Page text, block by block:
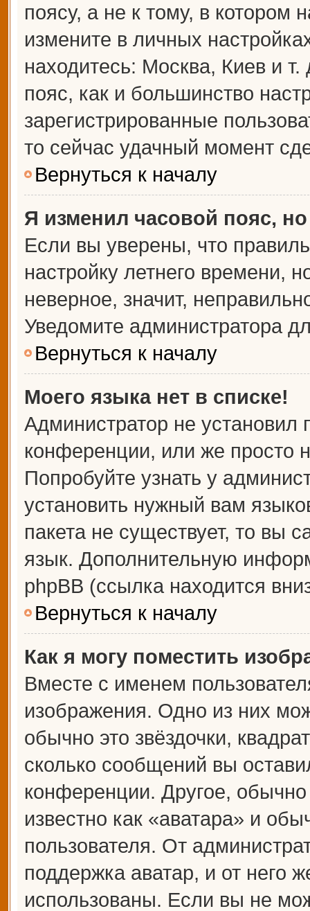
поясу, а не к тому, в котором
измените в личных
находитесь: Москва, Киев и
пояс, как и большинство
зарегистрированные
то сейчас удачный момент
Вернуться к началу
Я изменил часовой пояс,
Если вы уверены, что
настройку летнего времени,
неверное, значит,
Уведомите администратора
Вернуться к началу
Моего языка нет в списке!
Администратор не установил
конференции, или же просто
Попробуйте узнать у
установить нужный вам
пакета не существует, то вы
язык. Дополнительную
phpBB (ссылка находится
Вернуться к началу
Как я могу поместить
Вместе с именем
изображения. Одно из них
обычно это звёздочки,
сколько сообщений вы
конференции. Другое,
известно как «аватара» и
пользователя. От
поддержка аватар, и от него
использованы. Если вы не